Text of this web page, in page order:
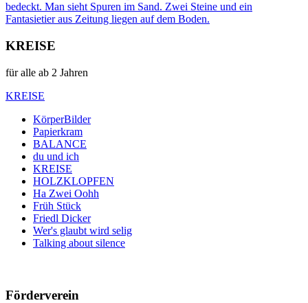
KREISE
für alle ab 2 Jahren
KREISE
KörperBilder
Papierkram
BALANCE
du und ich
KREISE
HOLZKLOPFEN
Ha Zwei Oohh
Früh Stück
Friedl Dicker
Wer's glaubt wird selig
Talking about silence
Förderverein